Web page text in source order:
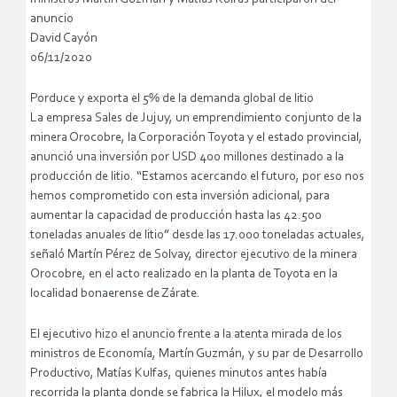
anuncio
David Cayón
06/11/2020
Porduce y exporta el 5% de la demanda global de litio
La empresa Sales de Jujuy, un emprendimiento conjunto de la
minera Orocobre, la Corporación Toyota y el estado provincial,
anunció una inversión por USD 400 millones destinado a la
producción de litio. “Estamos acercando el futuro, por eso nos
hemos comprometido con esta inversión adicional, para
aumentar la capacidad de producción hasta las 42.500
toneladas anuales de litio” desde las 17.000 toneladas actuales,
señaló Martín Pérez de Solvay, director ejecutivo de la minera
Orocobre, en el acto realizado en la planta de Toyota en la
localidad bonaerense de Zárate.
El ejecutivo hizo el anuncio frente a la atenta mirada de los
ministros de Economía, Martín Guzmán, y su par de Desarrollo
Productivo, Matías Kulfas, quienes minutos antes había
recorrida la planta donde se fabrica la Hilux, el modelo más